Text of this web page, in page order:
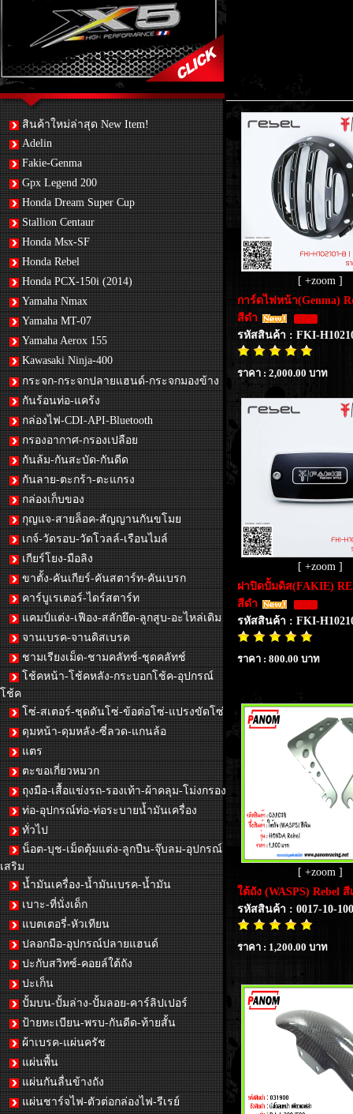
สินค้าใหม่ล่าสุด New Item!
Adelin
Fakie-Genma
Gpx Legend 200
Honda Dream Super Cup
Stallion Centaur
Honda Msx-SF
Honda Rebel
Honda PCX-150i (2014)
Yamaha Nmax
Yamaha MT-07
Yamaha Aerox 155
Kawasaki Ninja-400
กระจก-กระจกปลายแฮนด์-กระจกมองข้าง
กันร้อนท่อ-แคร้ง
กล่องไฟ-CDI-API-Bluetooth
กรองอากาศ-กรองเปลือย
กันล้ม-กันสะบัด-กันดีด
กันลาย-ตะกร้า-ตะแกรง
กล่องเก็บของ
กุญแจ-สายล็อค-สัญญานกันขโมย
เกจ์-วัดรอบ-วัดโวลล์-เรือนไมล์
เกียร์โยง-มือลิง
ขาตั้ง-คันเกียร์-คันสตาร์ท-คันเบรก
คาร์บูเรเตอร์-ไดร์สตาร์ท
แคมป์แต่ง-เฟือง-สลักยึด-ลูกสูบ-อะไหล่เดิม
จานเบรค-จานดิสเบรค
ชามเรียงเม็ด-ชามคลัทช์-ชุดคลัทช์
โช้คหน้า-โช้คหลัง-กระบอกโช้ค-อุปกรณ์
โช้ค
โซ่-สเตอร์-ชุดดันโซ่-ข้อต่อโซ่-แปรงขัดโซ่
ดุมหน้า-ดุมหลัง-ซี่ลวด-แกนล้อ
แตร
ตะขอเกี่ยวหมวก
ถุงมือ-เสื้อแข่งรถ-รองเท้า-ผ้าคลุม-โม่งกรอง
ท่อ-อุปกรณ์ท่อ-ท่อระบายน้ำมันเครื่อง
ทั่วไป
น็อต-บุช-เม็ดตุ้มแต่ง-ลูกปืน-จุ๊บลม-อุปกรณ์
เสริม
น้ำมันเครื่อง-น้ำมันเบรค-น้ำมัน
เบาะ-ที่นั่งเด็ก
แบตเตอรี่-หัวเทียน
ปลอกมือ-อุปกรณ์ปลายแฮนด์
ปะกับสวิทซ์-คอยล์ใต้ถัง
ปะเก็น
ปั้มบน-ปั้มล่าง-ปั้มลอย-คาร์ลิปเปอร์
ป้ายทะเบียน-พรบ-กันดีด-ท้ายสั้น
ผ้าเบรค-แผ่นครัช
แผ่นพื้น
แผ่นกันลื่นข้างถัง
แผ่นชาร์จไฟ-ตัวต่อกล่องไฟ-รีเรย์
[ +zoom ]
การ์ดไฟหน้า(Genma)
สีดำ
รหัสสินค้า : FKI-
ราคา : 2,000.00 บาท
[ +zoom ]
ฝาปิดปั้มดิส(FAKIE)
สีดำ
รหัสสินค้า : FKI-
ราคา : 800.00 บาท
[ +zoom ]
ใต้ถัง (WASPS) Rebel สี
รหัสสินค้า : 0017-10-
ราคา : 1,200.00 บาท